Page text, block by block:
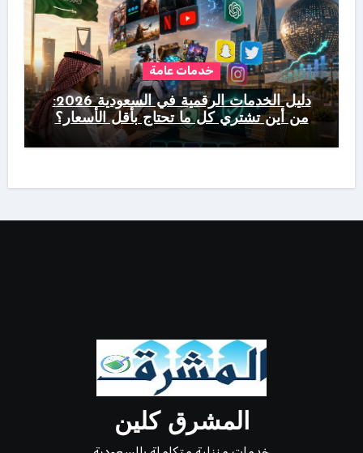
خدمات عامة
دليل الخدمات الرقمية في السعودية 2026:
من أين تشتري كل ما تحتاج بأقل الأسعار؟
المشرق كلين